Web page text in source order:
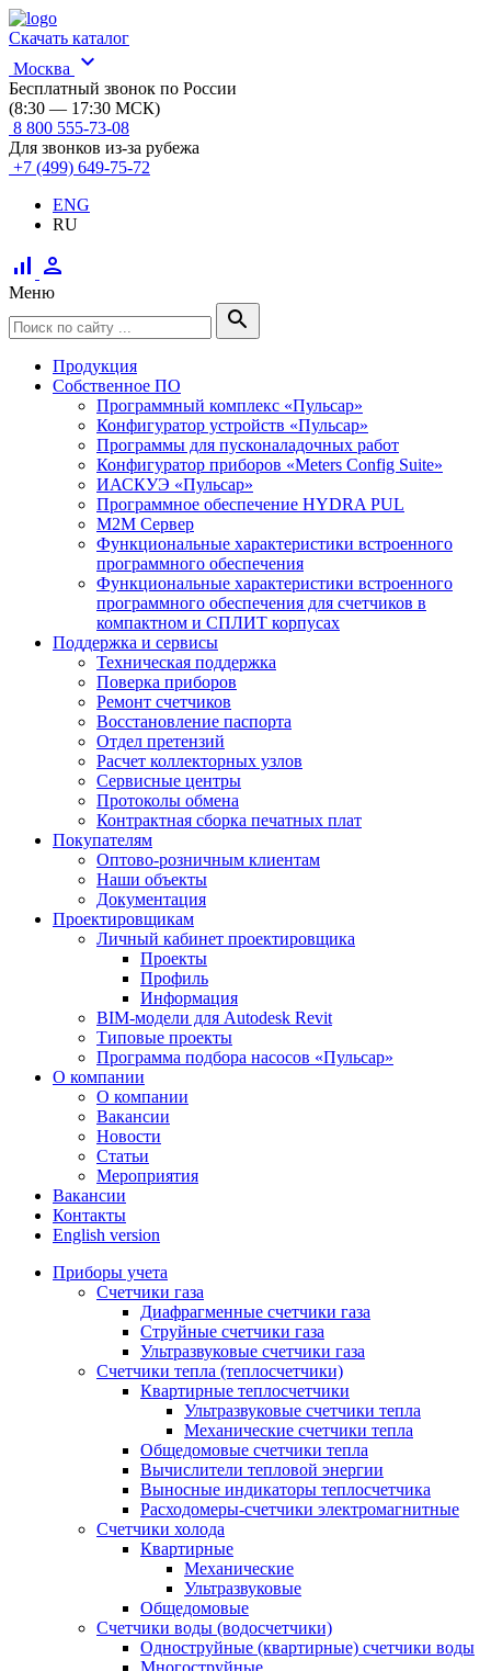
Скачать каталог
Москва
expand_more
Бесплатный звонок по России
(8:30 — 17:30 МСК)
8 800 555-73-08
Для звонков из-за рубежа
+7 (499) 649-75-72
ENG
RU
signal_cellular_alt person
Меню
search
Продукция
Собственное ПО
Программный комплекс «Пульсар»
Конфигуратор устройств «Пульсар»
Программы для пусконаладочных работ
Конфигуратор приборов «Meters Config Suite»
ИАСКУЭ «Пульсар»
Программное обеспечение HYDRA PUL
M2M Сервер
Функциональные характеристики встроенного
программного обеспечения
Функциональные характеристики встроенного
программного обеспечения для счетчиков в
компактном и СПЛИТ корпусах
Поддержка и сервисы
Техническая поддержка
Поверка приборов
Ремонт счетчиков
Восстановление паспорта
Отдел претензий
Расчет коллекторных узлов
Сервисные центры
Протоколы обмена
Контрактная сборка печатных плат
Покупателям
Оптово-розничным клиентам
Наши объекты
Документация
Проектировщикам
Личный кабинет проектировщика
Проекты
Профиль
Информация
BIM-модели для Autodesk Revit
Типовые проекты
Программа подбора насосов «Пульсар»
О компании
О компании
Вакансии
Новости
Статьи
Мероприятия
Вакансии
Контакты
English version
Приборы учета
Счетчики газа
Диафрагменные счетчики газа
Струйные счетчики газа
Ультразвуковые счетчики газа
Счетчики тепла (теплосчетчики)
Квартирные теплосчетчики
Ультразвуковые счетчики тепла
Механические счетчики тепла
Общедомовые счетчики тепла
Вычислители тепловой энергии
Выносные индикаторы теплосчетчика
Расходомеры-счетчики электромагнитные
Счетчики холода
Квартирные
Механические
Ультразвуковые
Общедомовые
Счетчики воды (водосчетчики)
Одноструйные (квартирные) счетчики воды
Многоструйные